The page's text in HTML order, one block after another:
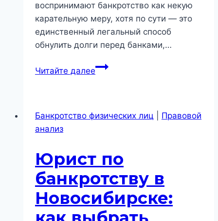
воспринимают банкротство как некую
карательную меру, хотя по сути — это
единственный легальный способ
обнулить долги перед банками,…
Читайте далееБанкротство
Новосибирске:
текущей
Банкротство физических лиц
Правовой
анализ
Юрист по
банкротству в
Новосибирске: